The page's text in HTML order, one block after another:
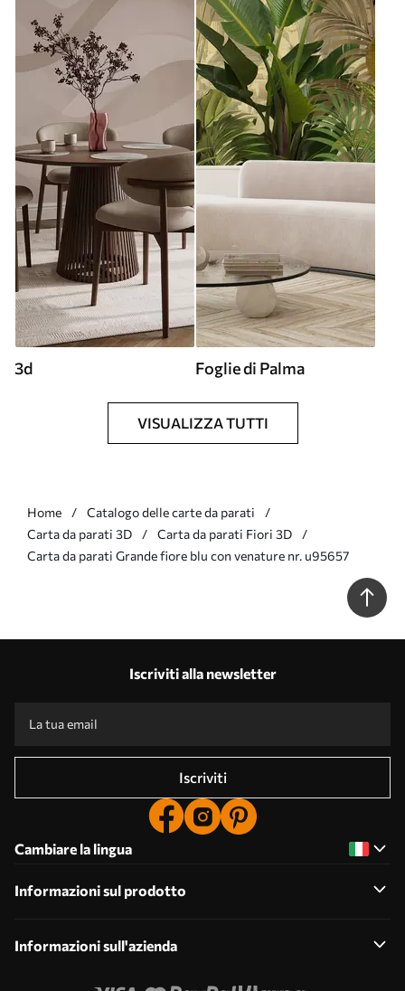
3d Foglie di Palma
VISUALIZZA TUTTI
Home
Catalogo delle carte da parati
Carta da parati 3D
Carta da parati Fiori 3D
Carta da parati Grande fiore blu con venature nr. u95657
Iscriviti alla newsletter
Iscriviti
Cambiare la lingua
Informazioni sul prodotto
Informazioni sull'azienda